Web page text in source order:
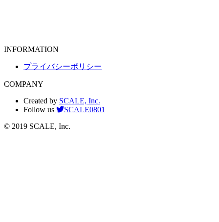
INFORMATION
プライバシーポリシー
COMPANY
Created by SCALE, Inc.
Follow us
SCALE0801
© 2019 SCALE, Inc.